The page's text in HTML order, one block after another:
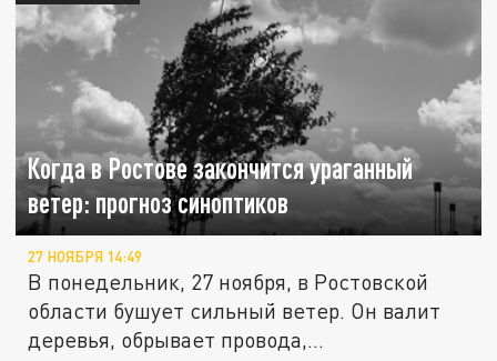
Когда в Ростове закончится ураганный
ветер: прогноз синоптиков
27 НОЯБРЯ 14:49
В понедельник, 27 ноября, в Ростовской
области бушует сильный ветер. Он валит
деревья, обрывает провода,...